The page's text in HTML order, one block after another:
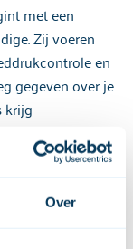
Over
met een
Zij voeren
en
gegeven over je
krijg
Ook wordt het
over de